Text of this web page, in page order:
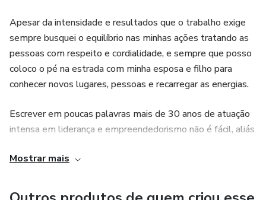
Apesar da intensidade e resultados que o trabalho exige
sempre busquei o equilíbrio nas minhas ações tratando as
pessoas com respeito e cordialidade, e sempre que posso
coloco o pé na estrada com minha esposa e filho para
conhecer novos lugares, pessoas e recarregar as energias.
Escrever em poucas palavras mais de 30 anos de atuação
intensa em liderança e empreendedorismo não é fácil, aliás
revolução digital que está mudando a forma que vivemos,
Mostrar mais